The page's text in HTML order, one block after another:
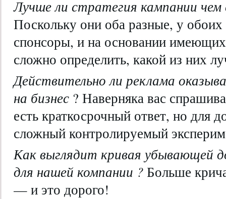
Лучше ли стратегия кампании
Поскольку они оба разные, у
спонсоры, и на основании
сложно определить, какой из них
Действительно ли реклама
на бизнес ? Наверняка вас
есть краткосрочный ответ, но для
сложный контролируемый
Как выглядит кривая убывающей
для нашей компании ? Больше
— и это дорого!